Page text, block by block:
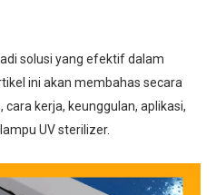
solusi yang efektif dalam
ini akan membahas secara
kerja, keunggulan, aplikasi,
UV sterilizer.